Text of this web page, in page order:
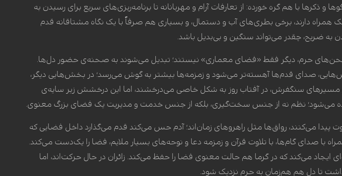
با هم گره خورده: از تعارفات آرام و مهربانانه تا برنامه‌ریزی‌های سریع برای رسیدن به
دارند، برخی بطری‌های آب و دستمال، و بسیاری هم صرفاً با یک نگاه مشتاقانه قدم
به ضریح، چقدر می‌تواند سنگین و بی‌بدیل باشد.
حرم، دیگر فقط «فضای معماری» نیستند؛ تبدیل می‌شوند به صحنه‌ی حضور دل‌ها.
صدای قدم‌ها آهسته‌تر می‌شود و زمزمه‌ها بیشتر به گوش می‌رسد؛ در بخش‌هایی دیگر،
سنگفرش، در آفتاب روز به شکل خاصی می‌درخشند، اما این درخشش زیر سایه‌ی
دیده می‌شود؛ نظم نه از جنس سخت‌گیری، بلکه از جنس خدمت و مدیریت یک فضای بزرگ معنوی.
پیدا می‌کنند، رواق‌ها مثل راهروهای زمان‌اند؛ آدم حس می‌کند قدم می‌گذارد داخل فضایی که
صدای گام‌ها، با تلاوت قرآن و زمزمه دعا و نوحه‌های بسیار ملایم، فضا را یک‌دست می‌کند.
ایجاد می‌کند که در گرما هم حالت معنوی فضا را حفظ می‌کند. زائران در حال حرکت‌اند، اما
تا دل هم هم‌زمان به حرم نزدیک شود.